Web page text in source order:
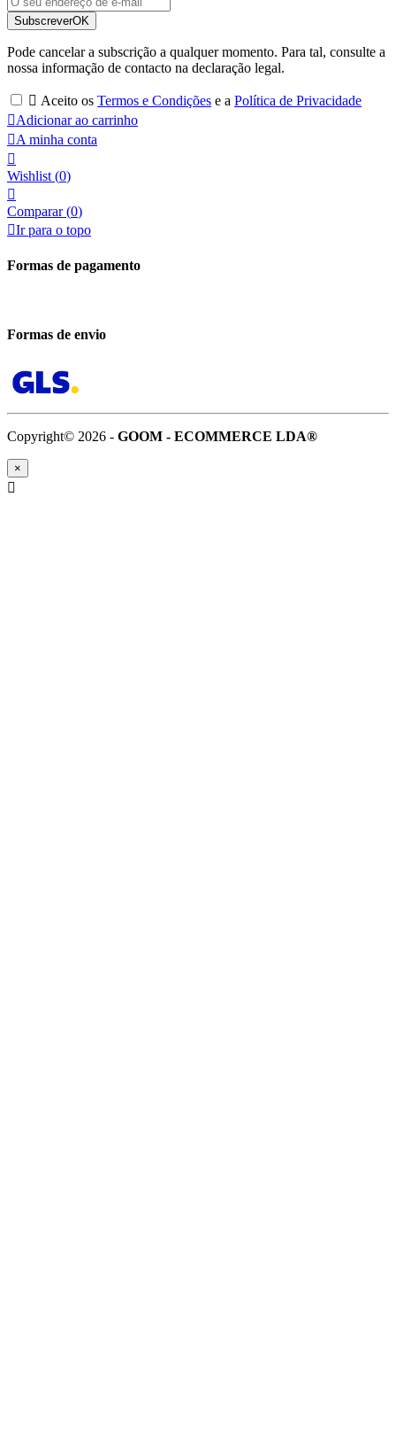
SubscreverOK
Pode cancelar a subscrição a qualquer momento. Para tal, consulte a
nossa informação de contacto na declaração legal.
 Aceito os Termos e Condições e a Política de Privacidade
Adicionar ao carrinho
A minha conta

Wishlist (0)

Comparar (0)
Ir para o topo
Formas de pagamento
Formas de envio
Copyright© 2026 - GOOM - ECOMMERCE LDA®
×
